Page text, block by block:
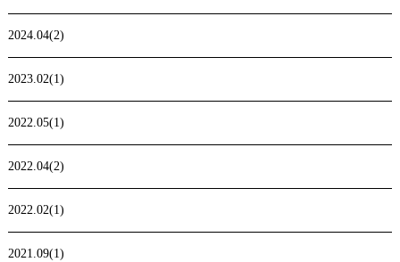
2024.04(2)
2023.02(1)
2022.05(1)
2022.04(2)
2022.02(1)
2021.09(1)